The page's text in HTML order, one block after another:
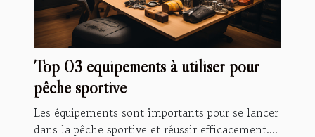
Top 03 équipements à utiliser pour
pêche sportive
Les équipements sont importants pour se lancer
dans la pêche sportive et réussir efficacement....